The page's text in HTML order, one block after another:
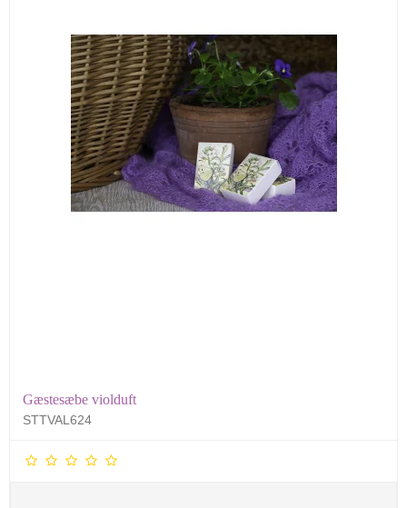
Gæstesæbe violduft
STTVAL624